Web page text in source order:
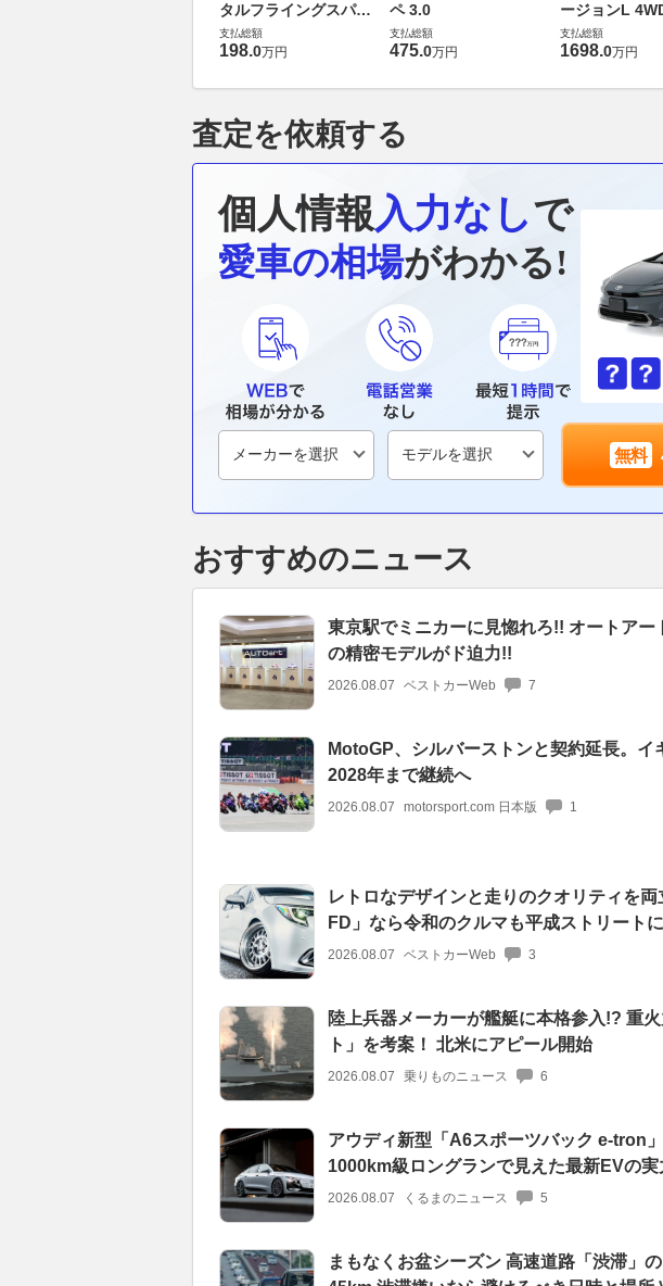
タルフライングスパー
6.0 4WD
支払総額
198.0万円
ペ 3.0
支払総額
475.0万円
ージョンL
支払総額
1698.0万円
査定を依頼する
個人情報入力なしで
愛車の相場がわかる!
おすすめのニュース
東京駅でミニカーに見惚れろ!! オートア
の精密モデルがド迫力!!
2026.08.07 ベストカーWeb 7
MotoGP、シルバーストンと契約延長。イ
2028年まで継続へ
2026.08.07 motorsport.com 日本版 1
レトロなデザインと走りのクオリティを
FD」なら令和のクルマも平成ストリート
2026.08.07 ベストカーWeb 3
陸上兵器メーカーが艦艇に本格参入!? 重
ト」を考案！ 北米にアピール開始
2026.08.07 乗りものニュース 6
アウディ新型「A6スポーツバック e-tron
1000km級ロングランで見えた最新EVの実
2026.08.07 くるまのニュース 5
まもなくお盆シーズン 高速道路「渋滞」